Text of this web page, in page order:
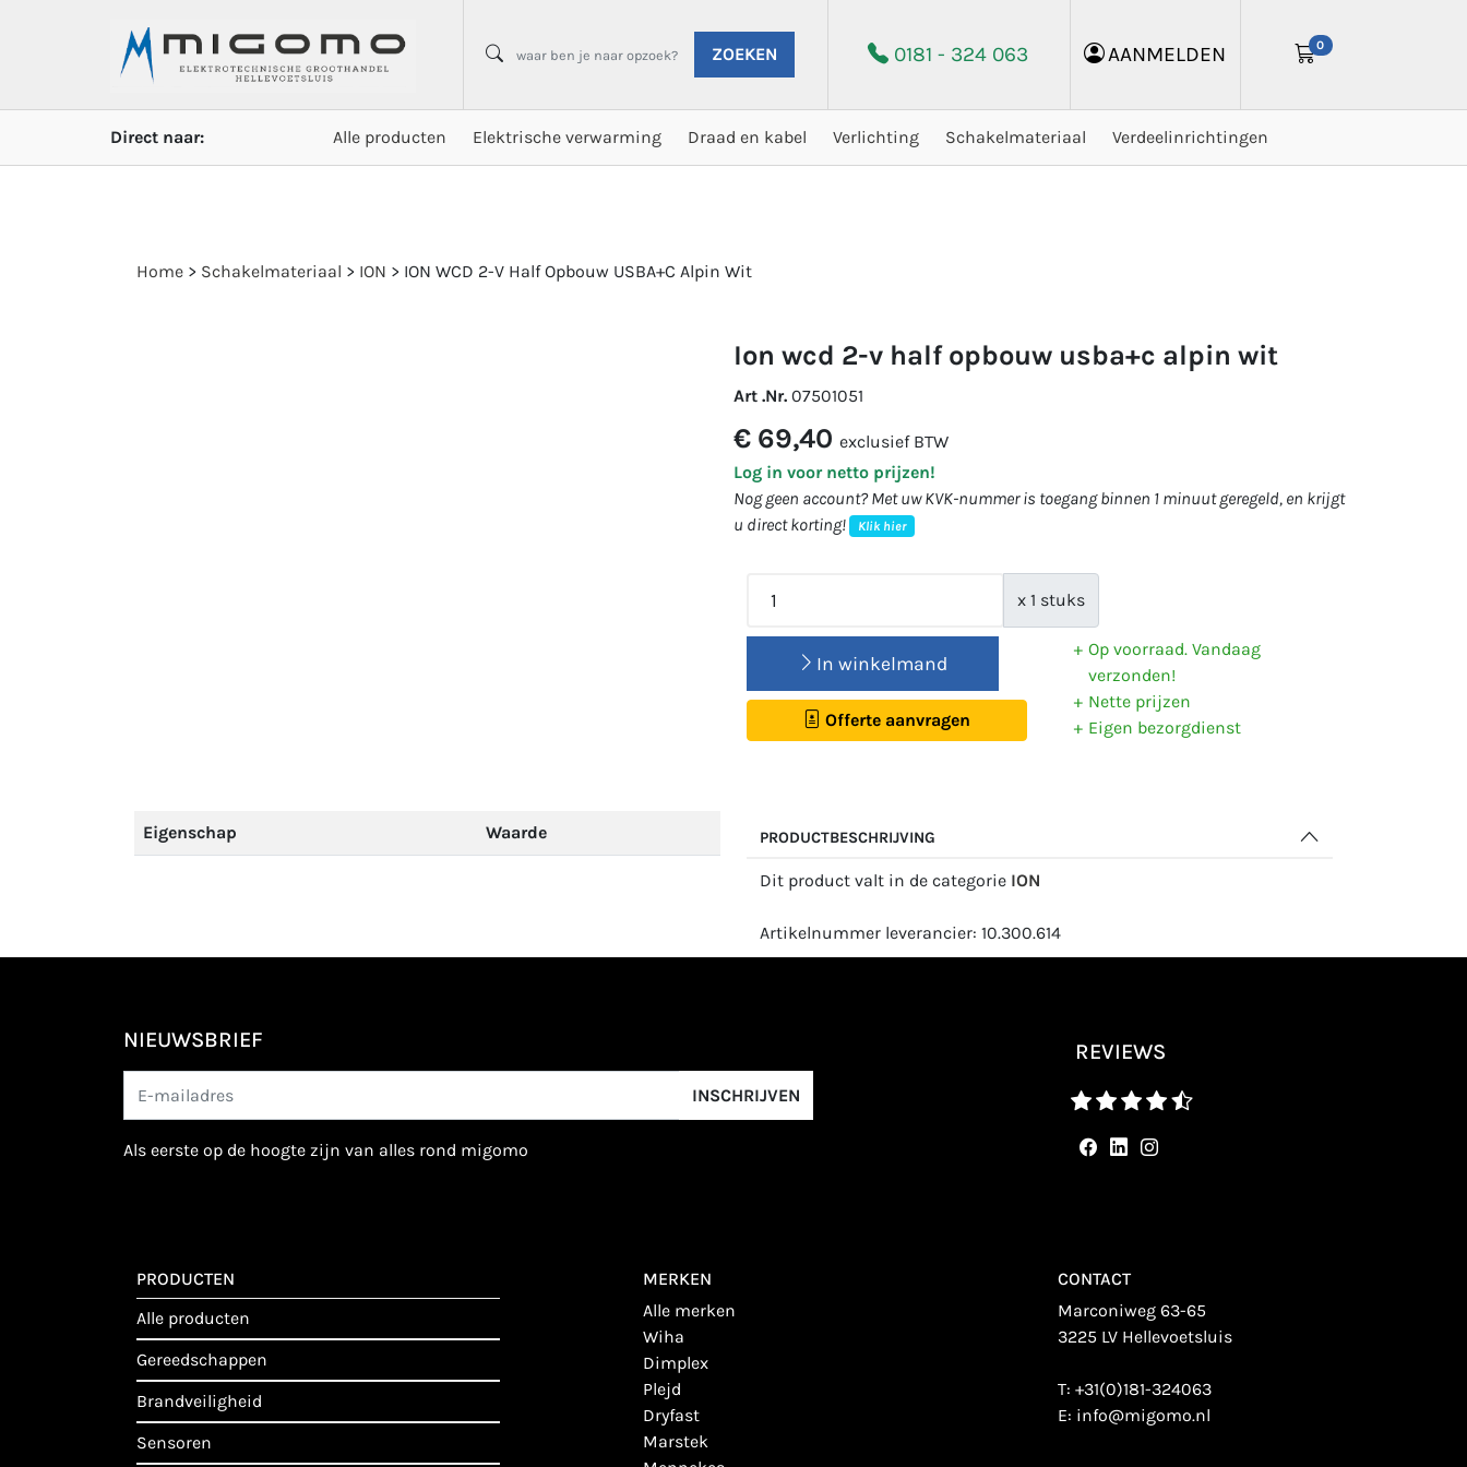
ZOEKEN 0181 - 324 063 AANMELDEN 0
Direct naar: Alle producten Elektrische verwarming Draad en kabel Verlichting Schakelmateriaal Verdeelinrichtingen
Home > Schakelmateriaal > ION > ION WCD 2-V Half Opbouw USBA+C Alpin Wit
ion wcd 2-v half opbouw usba+c alpin wit
Art .Nr. 07501051
€ 69,40 exclusief BTW
Log in voor netto prijzen!
Nog geen account? Met uw KVK-nummer is toegang binnen 1 minuut geregeld, en krijgt
u direct korting!
Klik hier
x 1 stuks
In winkelmand
Offerte aanvragen
Op voorraad. Vandaag
verzonden!
Nette prijzen
Eigen bezorgdienst
Eigenschap Waarde PRODUCTBESCHRIJVING
Dit product valt in de categorie ION
Artikelnummer leverancier: 10.300.614
NIEUWSBRIEF
INSCHRIJVEN
als eerste op de hoogte zijn van alles rond migomo
REVIEWS
PRODUCTEN
alle producten
gereedschappen
brandveiligheid
sensoren
MERKEN
alle merken
wiha
dimplex
plejd
dryfast
marstek
CONTACT
Marconiweg 63-65
3225 LV Hellevoetsluis
T:+31(0)181-324063
E: info@migomo.nl